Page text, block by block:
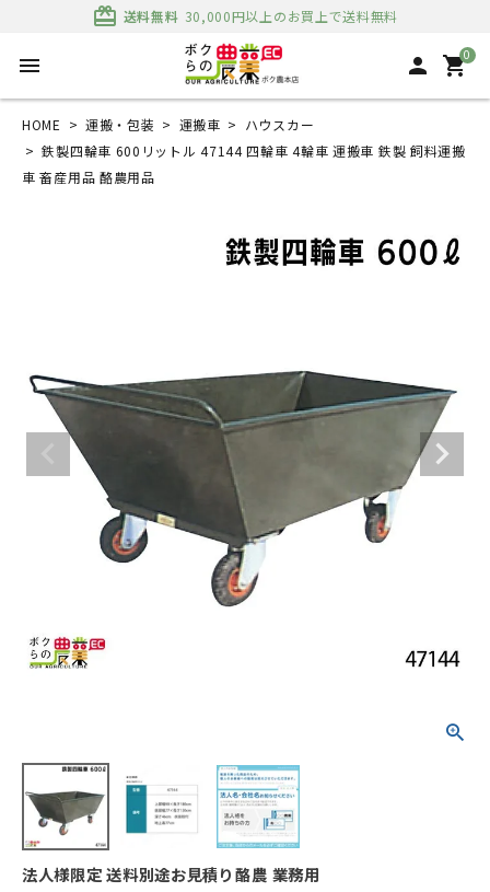
card_giftcard 送料無料 30,000円以上のお買上で送料無料
menu person 0
shopping_cart
HOME 運搬・包装 運搬車
ハウスカー
鉄製四輪車 600リットル 47144 四輪車 4輪車 運搬車 鉄製 飼料運搬
車 畜産用品 酪農用品
法人様限定 送料別途お見積り 酪農 業務用